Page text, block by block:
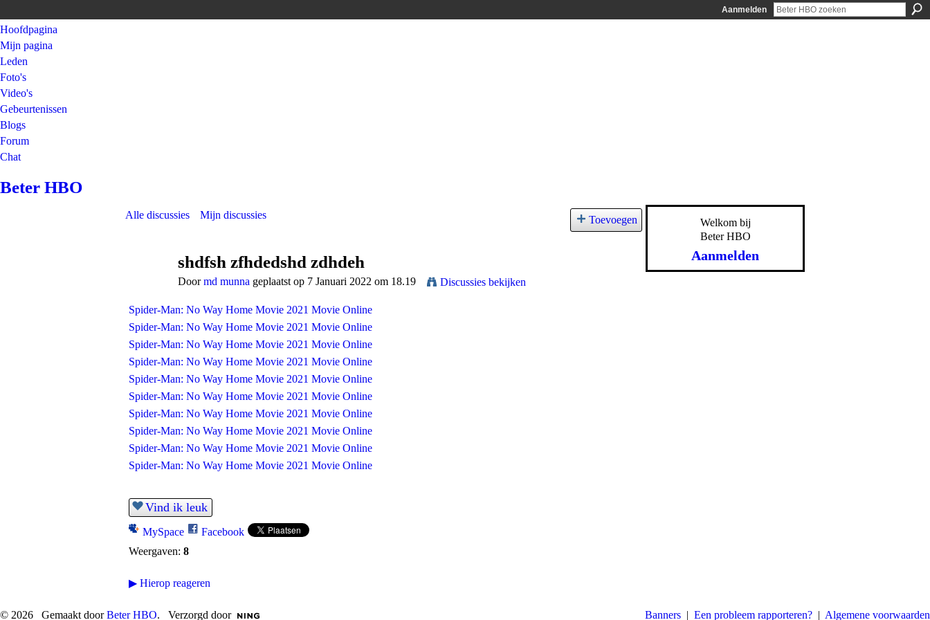
Aanmelden
Hoofdpagina
Mijn pagina
Leden
Foto's
Video's
Gebeurtenissen
Blogs
Forum
Chat
Beter HBO
Alle discussies Mijn discussies Toevoegen
shdfsh zfhdedshd zdhdeh
Doormd munna geplaatst op 7 Januari 2022 om 18.19 Discussies bekijken
Spider-Man: No Way Home Movie 2021 Movie Online
Spider-Man: No Way Home Movie 2021 Movie Online
Spider-Man: No Way Home Movie 2021 Movie Online
Spider-Man: No Way Home Movie 2021 Movie Online
Spider-Man: No Way Home Movie 2021 Movie Online
Spider-Man: No Way Home Movie 2021 Movie Online
Spider-Man: No Way Home Movie 2021 Movie Online
Spider-Man: No Way Home Movie 2021 Movie Online
Spider-Man: No Way Home Movie 2021 Movie Online
Spider-Man: No Way Home Movie 2021 Movie Online
Vind ik leuk
MySpace
Facebook
Weergaven: 8
▶ Hierop reageren
Welkom bij
Beter HBO
Aanmelden
© 2026 Gemaakt doorBeter HBO. Verzorgd door Banners | Een probleem rapporteren? | Algemene voorwaarden